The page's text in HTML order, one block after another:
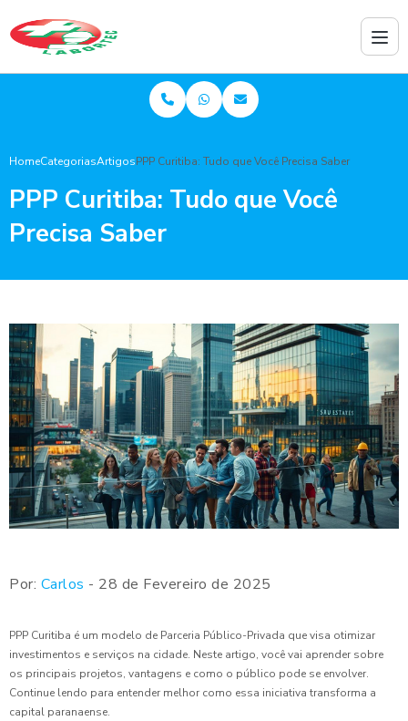
HomeCategoriasArtigosPPP Curitiba: Tudo que Você Precisa Saber
PPP Curitiba: Tudo que Você
Precisa Saber
Por: Carlos - 28 de Fevereiro de 2025
PPP Curitiba é um modelo de Parceria Público-Privada que visa otimizar
investimentos e serviços na cidade. Neste artigo, você vai aprender sobre
os principais projetos, vantagens e como o público pode se envolver.
Continue lendo para entender melhor como essa iniciativa transforma a
capital paranaense.